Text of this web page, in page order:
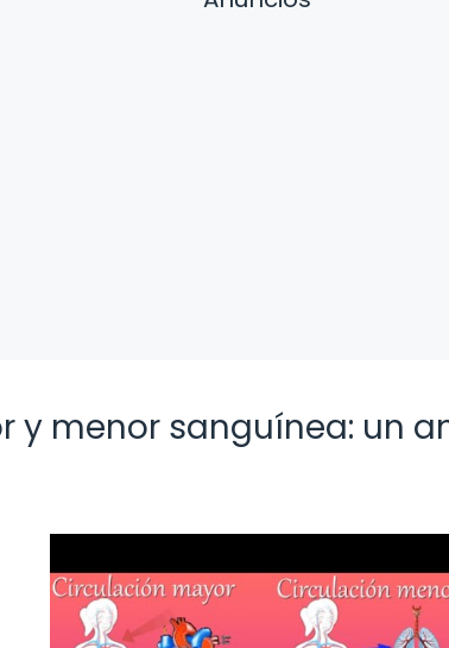
y menor sanguínea: un